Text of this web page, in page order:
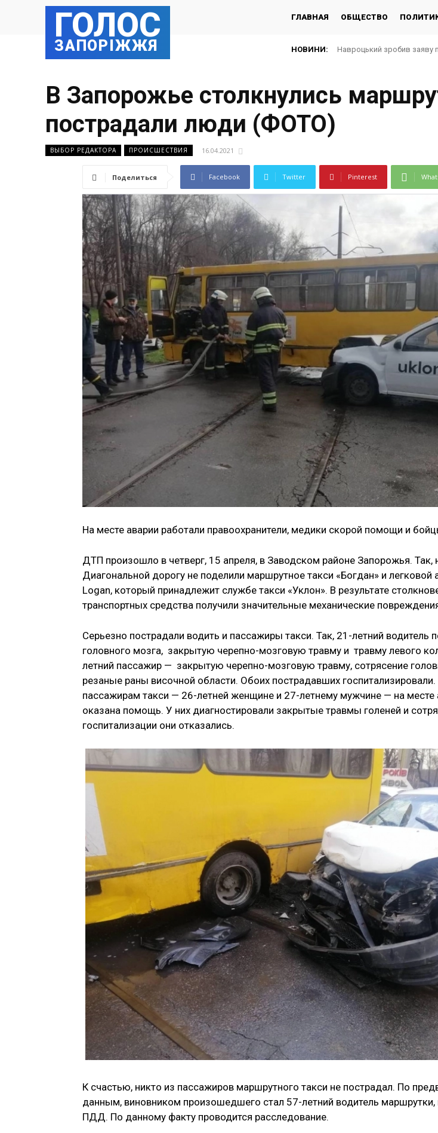
ГОЛОС
ЗАПОРІЖЖЯ
ГЛАВНАЯ ОБЩЕСТВО
НОВИНИ: Навроцький зробив заяву
Запоріжсталь Групи
В Запорожье столкнулись
пострадали люди (ФОТО)
ВЫБОР РЕДАКТОРА ПРОИСШЕСТВИЯ 16.04.2021
Поделиться Facebook Twitter Pinterest
На месте аварии работали правоохранители, медики скорой помощи и
ДТП произошло в четверг, 15 апреля, в Заводском районе Запорожья. Так,
Диагональной дорогу не поделили маршрутное такси «Богдан» и легковой
Logan, который принадлежит службе такси «Уклон». В результате
транспортных средства получили значительные механические
Серьезно пострадали водить и пассажиры такси. Так, 21-летний водитель
головного мозга, закрытую черепно-мозговую травму и травму левого
летний пассажир — закрытую черепно-мозговую травму, сотрясение
резаные раны височной области. Обоих пострадавших
пассажирам такси — 26-летней женщине и 27-летнему мужчине — на месте
оказана помощь. У них диагностировали закрытые травмы голеней и
госпитализации они отказались.
К счастью, никто из пассажиров маршрутного такси не пострадал. По
данным, виновником произошедшего стал 57-летний водитель
ПДД. По данному факту проводится расследование.